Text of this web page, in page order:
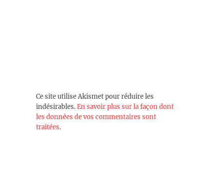
Ce site utilise Akismet pour réduire les
indésirables.En savoir plus sur la façon dont
les données de vos commentaires sont
traitées.